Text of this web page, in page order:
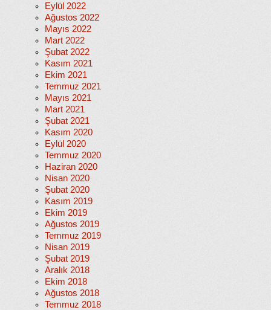
Eylül 2022
Ağustos 2022
Mayıs 2022
Mart 2022
Şubat 2022
Kasım 2021
Ekim 2021
Temmuz 2021
Mayıs 2021
Mart 2021
Şubat 2021
Kasım 2020
Eylül 2020
Temmuz 2020
Haziran 2020
Nisan 2020
Şubat 2020
Kasım 2019
Ekim 2019
Ağustos 2019
Temmuz 2019
Nisan 2019
Şubat 2019
Aralık 2018
Ekim 2018
Ağustos 2018
Temmuz 2018